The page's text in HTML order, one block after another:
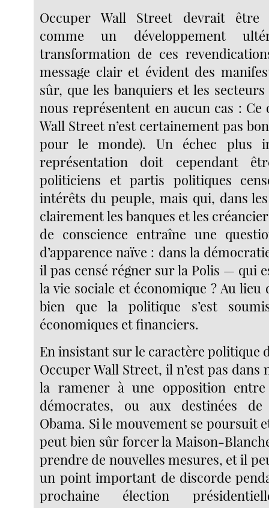
Occuper Wall Street devrait être
comme un développement
transformation de ces
message clair et évident des
sûr, que les banquiers et les
nous représentent en aucun cas :
Wall Street n’est certainement pas
pour le monde). Un échec plus
représentation doit cependant
politiciens et partis politiques
intérêts du peuple, mais qui, dans
clairement les banques et les
de conscience entraîne une
d’apparence naïve : dans la
il pas censé régner sur la Polis — qui
la vie sociale et économique ? Au
bien que la politique s’est
économiques et financiers.
En insistant sur le caractère politique
Occuper Wall Street, il n’est pas
la ramener à une opposition
démocrates, ou aux destinées de
Obama. Si le mouvement se poursuit
peut bien sûr forcer la Maison-
prendre de nouvelles mesures, et il
un point important de discorde
prochaine élection